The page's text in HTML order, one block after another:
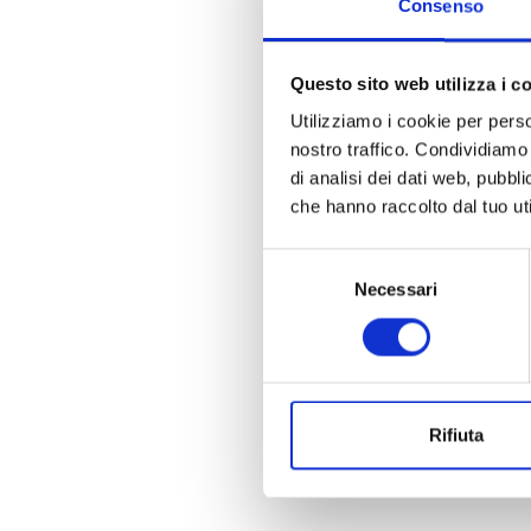
Consenso
Questo sito web utilizza i
Utilizziamo i cookie per
nostro traffico.
di analisi dei dati web,
che hanno raccolto dal tuo
Necessari
Rifiuta
Quanto
del
il
interventi
diagnosi
Acquisto